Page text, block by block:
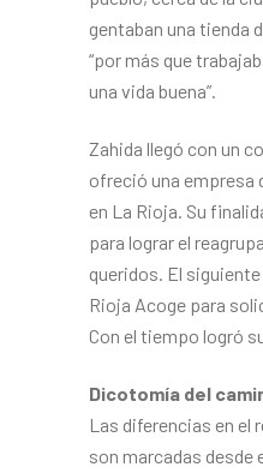
gentaban una tienda
“por más que
una vida buena”.
Zahida llegó con un
ofreció una em­presa
en La Rioja. Su
para lograr el
queridos. El
Rioja Acoge para
Con el tiempo logró
Dicotomía del
Las diferencias en el
son marcadas desde